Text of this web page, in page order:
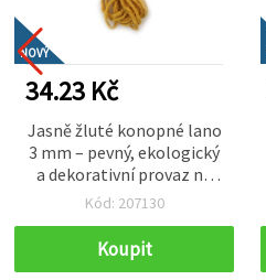
NOVÝ
34.23 Kč
Jasně žluté konopné lano
3 mm – pevný, ekologický
a dekorativní provaz na
tvoření, ~5 m role
Kód: 207130
Koupit